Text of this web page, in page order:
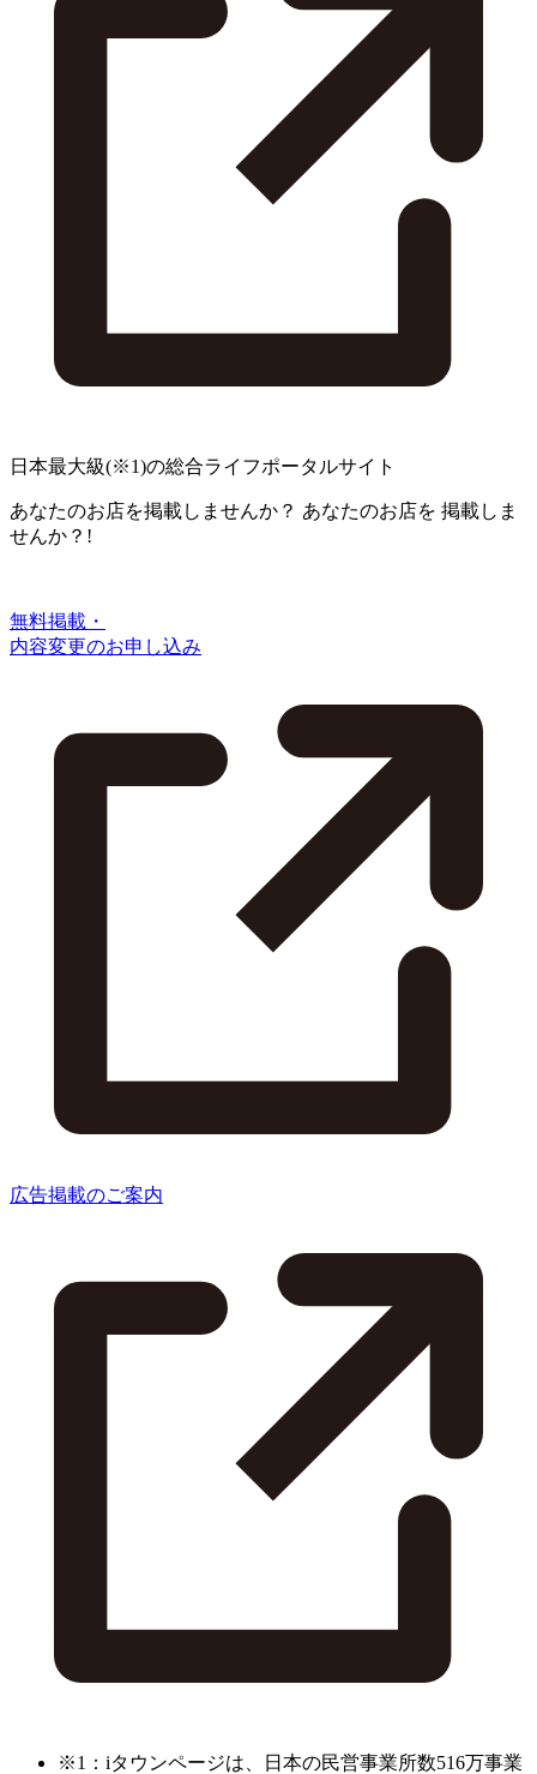
日本最大級(※1)の総合ライフポータルサイト
あなたのお店を掲載しませんか？ あなたのお店を 掲載しま
せんか？!
無料掲載・
内容変更のお申し込み
広告掲載のご案内
※1：iタウンページは、日本の民営事業所数516万事業